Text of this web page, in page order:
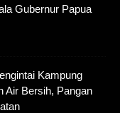
Gubernur Papua
Kampung
Air Bersih, Pangan